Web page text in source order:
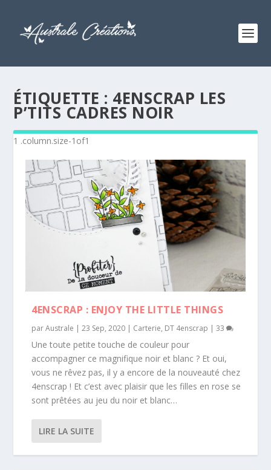
ÉTIQUETTE : 4ENSCRAP LES
P’TITS CADRES NOIR
4ENSCRAP : ENJOY THE LITTLE THINGS
parAustrale |23 Sep, 2020 | Carterie, DT 4enscrap |33
Une toute petite touche de couleur pour
accompagner ce magnifique noir et blanc ? Et oui,
vous ne rêvez pas, il y a encore de la nouveauté chez
4enscrap ! Et c’est avec plaisir que les filles en rose se
sont prêtées au jeu du noir et blanc…
LIRE LA SUITE